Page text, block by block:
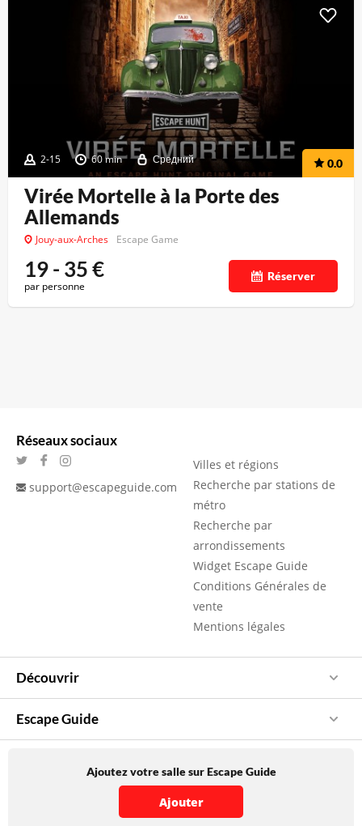
2-15 60 min Средний 0.0
Virée Mortelle à la Porte des
Allemands
Jouy-aux-Arches Escape Game
19 - 35€
par personne
Réserver
Réseaux sociaux
support@escapeguide.com
Villes et régions
Recherche par stations de
métro
Recherche par
arrondissements
Widget Escape Guide
Conditions Générales de
vente
Mentions légales
Découvrir
Escape Guide
Ajoutez votre salle sur Escape Guide
Ajouter